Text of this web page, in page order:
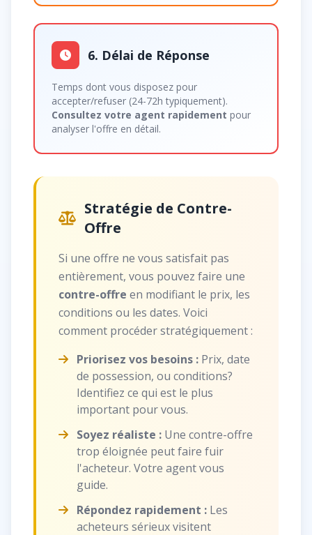
6. Délai de Réponse
Temps dont vous disposez pour
accepter/refuser (24-72h typiquement).
Consultez votre agent rapidement pour
analyser l'offre en détail.
Stratégie de Contre-
Offre
Si une offre ne vous satisfait pas
entièrement, vous pouvez faire une
contre-offre en modifiant le prix, les
conditions ou les dates. Voici
comment procéder stratégiquement :
Priorisez vos besoins : Prix, date
de possession, ou conditions?
Identifiez ce qui est le plus
important pour vous.
Soyez réaliste : Une contre-offre
trop éloignée peut faire fuir
l'acheteur. Votre agent vous
guide.
Répondez rapidement : Les
acheteurs sérieux visitent